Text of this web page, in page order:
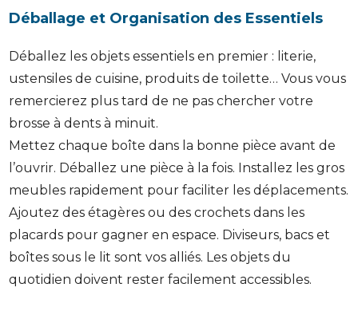
Déballage et Organisation des Essentiels
Déballez les objets essentiels en premier : literie,
ustensiles de cuisine, produits de toilette… Vous vous
remercierez plus tard de ne pas chercher votre
brosse à dents à minuit.
Mettez chaque boîte dans la bonne pièce avant de
l’ouvrir. Déballez une pièce à la fois. Installez les gros
meubles rapidement pour faciliter les déplacements.
Ajoutez des étagères ou des crochets dans les
placards pour gagner en espace. Diviseurs, bacs et
boîtes sous le lit sont vos alliés. Les objets du
quotidien doivent rester facilement accessibles.